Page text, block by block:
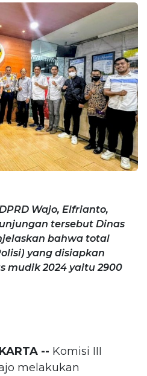
Wajo, Elfrianto,
tersebut Dinas
bahwa total
yang disiapkan
mudik 2024 yaitu 2900
-- Komisi III
melakukan